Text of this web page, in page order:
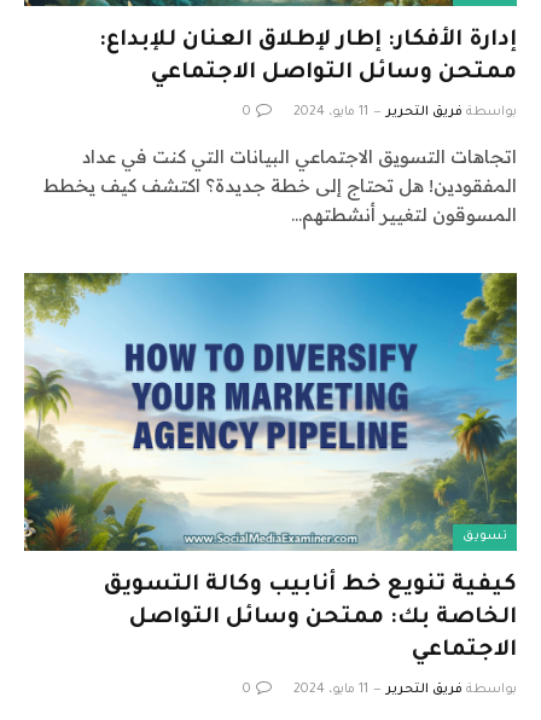
إدارة الأفكار: إطار لإطلاق العنان للإبداع:
ممتحن وسائل التواصل الاجتماعي
بواسطة فريق التحرير 11 مايو، 2024 0
اتجاهات التسويق الاجتماعي البيانات التي كنت في عداد
المفقودين! هل تحتاج إلى خطة جديدة؟ اكتشف كيف يخطط
المسوقون لتغيير أنشطتهم…
تسويق
كيفية تنويع خط أنابيب وكالة التسويق
الخاصة بك: ممتحن وسائل التواصل
الاجتماعي
بواسطة فريق التحرير 11 مايو، 2024 0